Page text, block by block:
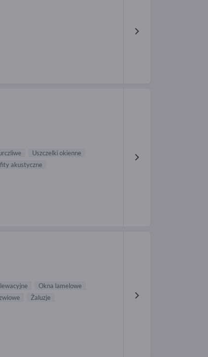
Uszczelki okienne
akustyczne
Okna lamelowe
Żaluzje